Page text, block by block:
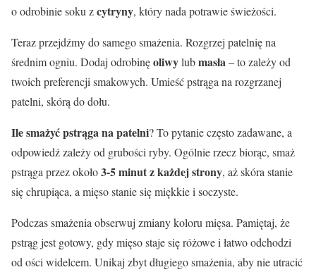
o odrobinie soku zcytryny, który nada potrawie świeżości.
Teraz przejdźmy do samego smażenia. Rozgrzej patelnię na
średnim ogniu. Dodaj odrobinęoliwylubmasła– to zależy od
twoich preferencji smakowych. Umieść pstrąga na rozgrzanej
patelni, skórą do dołu.
Ile smażyć pstrąga na patelni? To pytanie często zadawane, a
odpowiedź zależy od grubości ryby. Ogólnie rzecz biorąc, smaż
pstrąga przez około3-5 minut z każdej strony, aż skóra stanie
się chrupiąca, a mięso stanie się miękkie i soczyste.
Podczas smażenia obserwuj zmiany koloru mięsa. Pamiętaj, że
pstrąg jest gotowy, gdy mięso staje się różowe i łatwo odchodzi
od ości widelcem. Unikaj zbyt długiego smażenia, aby nie utracić